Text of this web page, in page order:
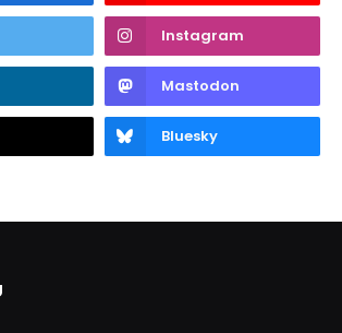
Instagram
Mastodon
Bluesky